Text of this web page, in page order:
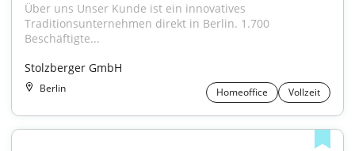
Über uns Unser Kunde ist ein innovatives
Traditionsunternehmen direkt in Berlin. 1.700
Beschäftigte...
Stolzberger GmbH
Berlin Homeoffice Vollzeit